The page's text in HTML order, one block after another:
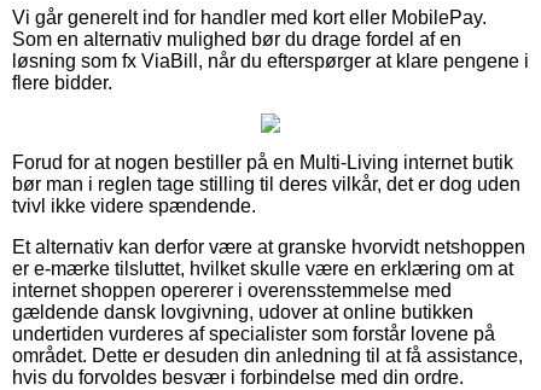
Vi går generelt ind for handler med kort eller MobilePay.
Som en alternativ mulighed bør du drage fordel af en
løsning som fx ViaBill, når du efterspørger at klare pengene i
flere bidder.
Forud for at nogen bestiller på en Multi-Living internet butik
bør man i reglen tage stilling til deres vilkår, det er dog uden
tvivl ikke videre spændende.
Et alternativ kan derfor være at granske hvorvidt netshoppen
er e-mærke tilsluttet, hvilket skulle være en erklæring om at
internet shoppen opererer i overensstemmelse med
gældende dansk lovgivning, udover at online butikken
undertiden vurderes af specialister som forstår lovene på
området. Dette er desuden din anledning til at få assistance,
hvis du forvoldes besvær i forbindelse med din ordre.